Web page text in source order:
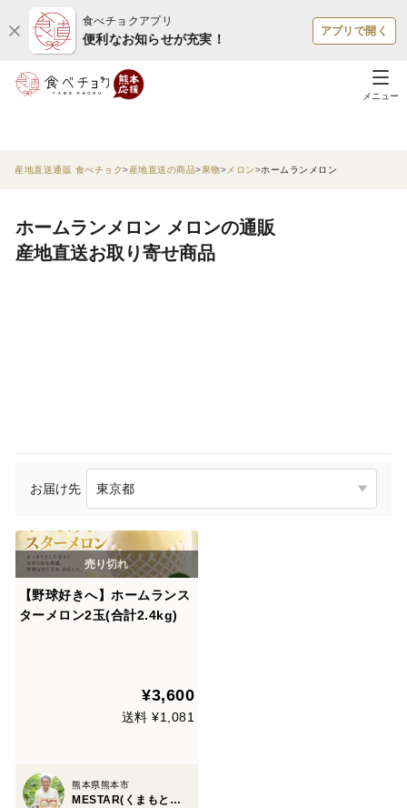
食べチョクアプリ
便利なお知らせが充実！
アプリで開く
メニュー
産地直送通販 食べチョク 産地直送の商品 果物 メロン ホームランメロン
ホームランメロン メロンの通販
産地直送お取り寄せ商品
お届け先
【野球好きへ】ホームランス
ターメロン2玉(合計2.4kg)
¥3,600
送料 ¥1,081
熊本県熊本市
MESTAR(くまもとメロン)